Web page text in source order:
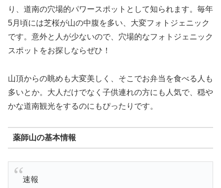
り、道南の穴場的パワースポットとして知られます。毎年
5月頃には芝桜が山の中腹を多い、大変フォトジェニック
です。意外と人が少ないので、穴場的なフォトジェニック
スポットをお探しならぜひ！
山頂からの眺めも大変美しく、そこでお弁当を食べる人も
多いとか。大人だけでなく子供連れの方にも人気で、穏や
かな道南観光をするのにもぴったりです。
薬師山の基本情報
速報